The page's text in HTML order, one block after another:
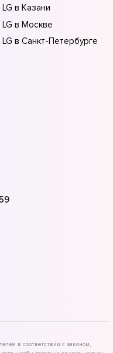
в Казани
в Москве
в Санкт-Петербурге
в соответствии с законом,